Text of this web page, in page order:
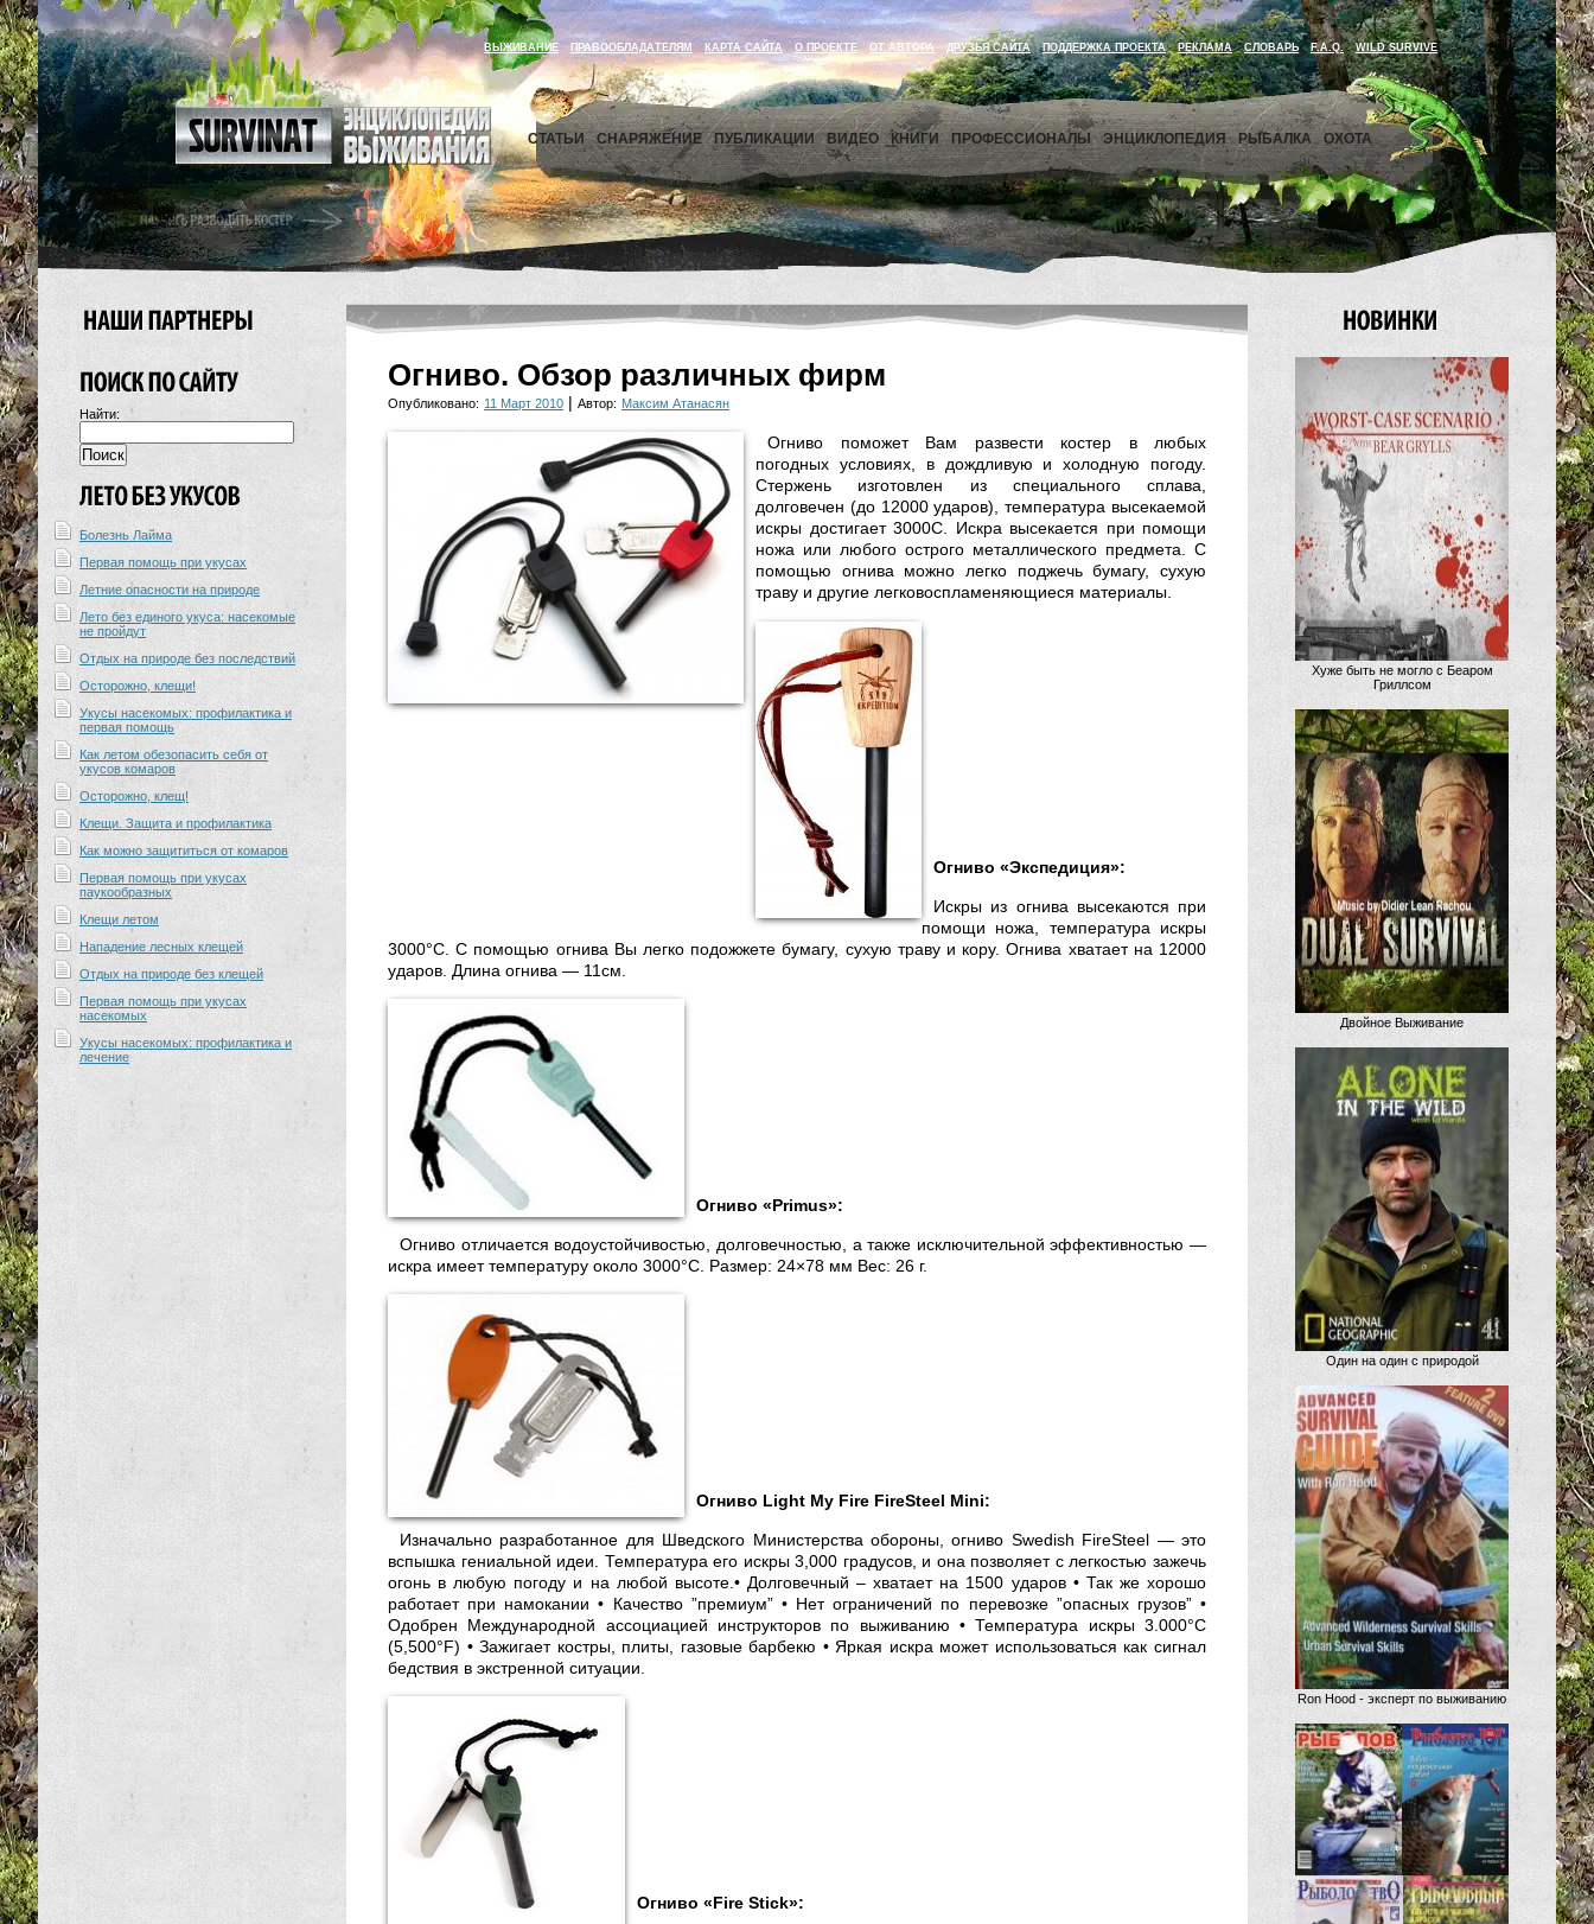
ВЫЖИВАНИЕ ПРАВООБЛАДАТЕЛЯМ КАРТА САЙТА О ПРОЕКТЕ ОТ АВТОРА ДРУЗЬЯ САЙТА ПОДДЕРЖКА ПРОЕКТА РЕКЛАМА СЛОВАРЬ F.A.Q. WILD SURVIVE
СТАТЬИ СНАРЯЖЕНИЕ ПУБЛИКАЦИИ ВИДЕО КНИГИ ПРОФЕССИОНАЛЫ ЭНЦИКЛОПЕДИЯ РЫБАЛКА ОХОТА
Найти:
Болезнь Лайма
Первая помощь при укусах
Летние опасности на природе
Лето без единого укуса: насекомые
не пройдут
Отдых на природе без последствий
Осторожно, клещи!
Укусы насекомых: профилактика и
первая помощь
Как летом обезопасить себя от
укусов комаров
Осторожно, клещ!
Клещи. Защита и профилактика
Как можно защититься от комаров
Первая помощь при укусах
паукообразных
Клещи летом
Нападение лесных клещей
Отдых на природе без клещей
Первая помощь при укусах
насекомых
Укусы насекомых: профилактика и
лечение
Огниво. Обзор различных фирм
Опубликовано: 11 Март 2010 | Автор: Максим Атанасян
Огниво поможет Вам развести костер в любых
погодных условиях, в дождливую и холодную погоду.
Стержень изготовлен из специального сплава,
долговечен (до 12000 ударов), температура высекаемой
искры достигает 3000C. Искра высекается при помощи
ножа или любого острого металлического предмета. С
помощью огнива можно легко поджечь бумагу, сухую
траву и другие легковоспламеняющиеся материалы.
Огниво «Экспедиция»:
Искры из огнива высекаются при
помощи ножа, температура искры
3000°С. С помощью огнива Вы легко подожжете бумагу, сухую траву и кору. Огнива хватает на 12000
ударов. Длина огнива — 11см.
Огниво «Primus»:
Огниво отличается водоустойчивостью, долговечностью, а также исключительной эффективностью —
искра имеет температуру около 3000°C. Размер: 24×78 мм Вес: 26 г.
Огниво Light My Fire FireSteel Mini:
Изначально разработанное для Шведского Министерства обороны, огниво Swedish FireSteel — это
вспышка гениальной идеи. Температура его искры 3,000 градусов, и она позволяет с легкостью зажечь
огонь в любую погоду и на любой высоте.• Долговечный – хватает на 1500 ударов • Так же хорошо
работает при намокании • Качество ”премиум” • Нет ограничений по перевозке ”опасных грузов” •
Одобрен Международной ассоциацией инструкторов по выживанию • Температура искры 3.000°C
(5,500°F) • Зажигает костры, плиты, газовые барбекю • Яркая искра может использоваться как сигнал
бедствия в экстренной ситуации.
Огниво «Fire Stick»:
Хуже быть не могло с Беаром
Гриллсом
Двойное Выживание
Один на один с природой
Ron Hood - эксперт по выживанию